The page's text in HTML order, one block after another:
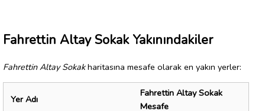
Fahrettin Altay Sokak Yakınındakiler
Fahrettin Altay Sokakharitasına mesafe olarak en yakın yerler:
Yer Adı
Fahrettin Altay Sokak
Mesafe